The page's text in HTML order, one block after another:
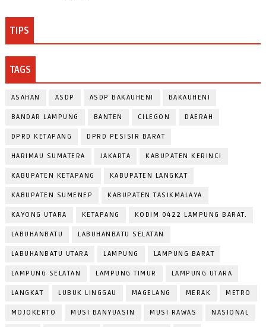
TIPS
TAGS
ASAHAN ASDP ASDP BAKAUHENI BAKAUHENI
BANDAR LAMPUNG BANTEN CILEGON DAERAH
DPRD KETAPANG DPRD PESISIR BARAT
HARIMAU SUMATERA JAKARTA KABUPATEN KERINCI
KABUPATEN KETAPANG KABUPATEN LANGKAT
KABUPATEN SUMENEP KABUPATEN TASIKMALAYA
KAYONG UTARA KETAPANG KODIM 0422 LAMPUNG BARAT.
LABUHANBATU LABUHANBATU SELATAN
LABUHANBATU UTARA LAMPUNG LAMPUNG BARAT
LAMPUNG SELATAN LAMPUNG TIMUR LAMPUNG UTARA
LANGKAT LUBUK LINGGAU MAGELANG MERAK METRO
MOJOKERTO MUSI BANYUASIN MUSI RAWAS NASIONAL